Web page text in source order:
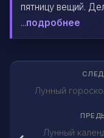
пятницу вещий.
...подробнее
Лунный
Лунный